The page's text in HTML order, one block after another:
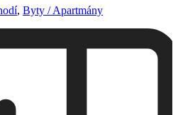
,Byty / Apartmány